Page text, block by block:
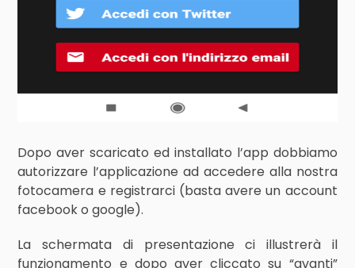
Dopo aver scaricato ed installato l’app dobbiamo
autorizzare l’applicazione ad accedere alla nostra
fotocamera e registrarci (basta avere un account
facebook o google).
La schermata di presentazione ci illustrerà il
funzionamento e dopo aver cliccato su “avanti”